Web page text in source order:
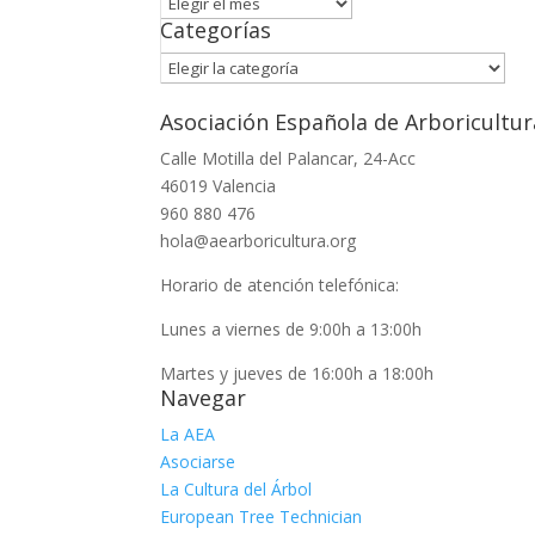
Categorías
Categorías
Asociación Española de
Calle Motilla del Palancar, 24-Acc
46019 Valencia
960 880 476
hola@aearboricultura.org
Horario de atención telefónica:
Lunes a viernes de 9:00h a 13:00h
Martes y jueves de 16:00h a 18:00h
Navegar
La AEA
Asociarse
La Cultura del Árbol
European Tree Technician